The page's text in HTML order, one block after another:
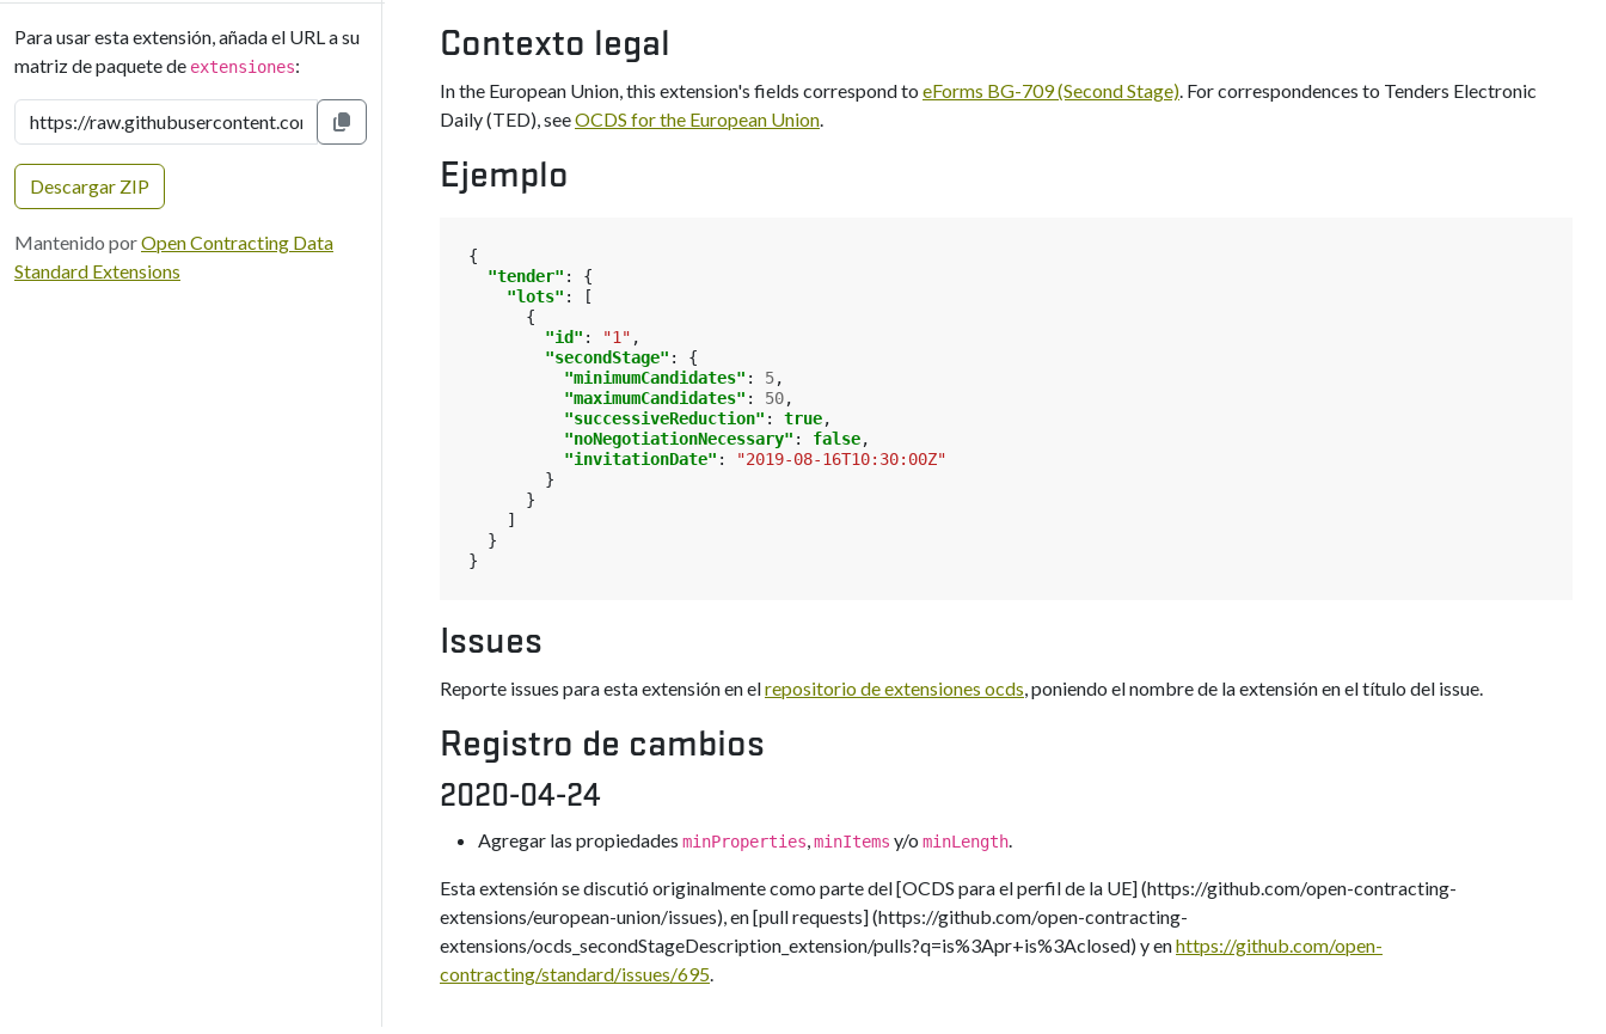
Para usar esta extensión, añada el URL a su
matriz de paquete de extensiones:
Copiar al portapapeles
Descargar ZIP
Mantenido porOpen Contracting Data
Standard Extensions
Contexto legal
In the European Union, this extension's fields correspond to eForms BG-709 (Second Stage). For correspondences to Tenders Electronic
Daily (TED), seeOCDS for the European Union.
Ejemplo
{
"tender" :
{
"lots" :
[
{
"id" : "1" ,
"secondStage" :
{
"minimumCandidates" : 5,
"maximumCandidates" : 50,
"successiveReduction" : true,
"noNegotiationNecessary" : false,
"invitationDate" :
"2019-08-16T10:30:00Z"
}
}
]
}
}
Issues
Reporte issues para esta extensión en elrepositorio de extensiones ocds, poniendo el nombre de la extensión en el título del issue.
Registro de cambios
2020-04-24
Agregar las propiedades minProperties,minItems y/o minLength.
Esta extensión se discutió originalmente como parte del [OCDS para el perfil de la UE] (https://github.com/open-contracting-
extensions/european-union/issues), en [pull requests] (https://github.com/open-contracting-
extensions/ocds_secondStageDescription_extension/pulls?q=is%3Apr+is%3Aclosed) y enhttps://github.com/open-
contracting/standard/issues/695.